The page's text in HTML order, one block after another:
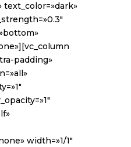
padding»
width=»1/1″